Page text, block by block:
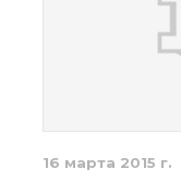
16 марта 2015 г.